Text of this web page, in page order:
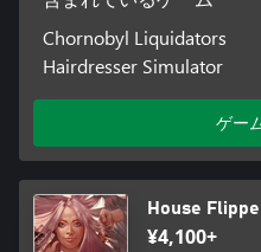
Chornobyl Liquidators
Hairdresser Simulator
ゲー
House
¥4,100+